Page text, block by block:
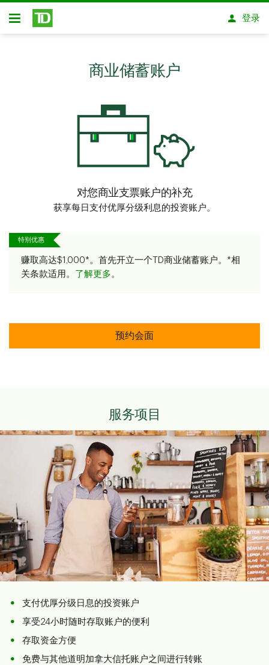
跳转到主要内容
开放式房屋贷款
登录
商业储蓄账户
对您商业支票账户的补充
获享每日支付优厚分级利息的投资账户。
特别优惠
赚取高达$1,000*。首先开立一个TD商业储蓄账户。*相
关条款适用。
了解更多 。
预约会面
服务项目
支付优厚分级日息的投资账户
享受24小时随时存取账户的便利
存取资金方便
免费与其他道明加拿大信托账户之间进行转账